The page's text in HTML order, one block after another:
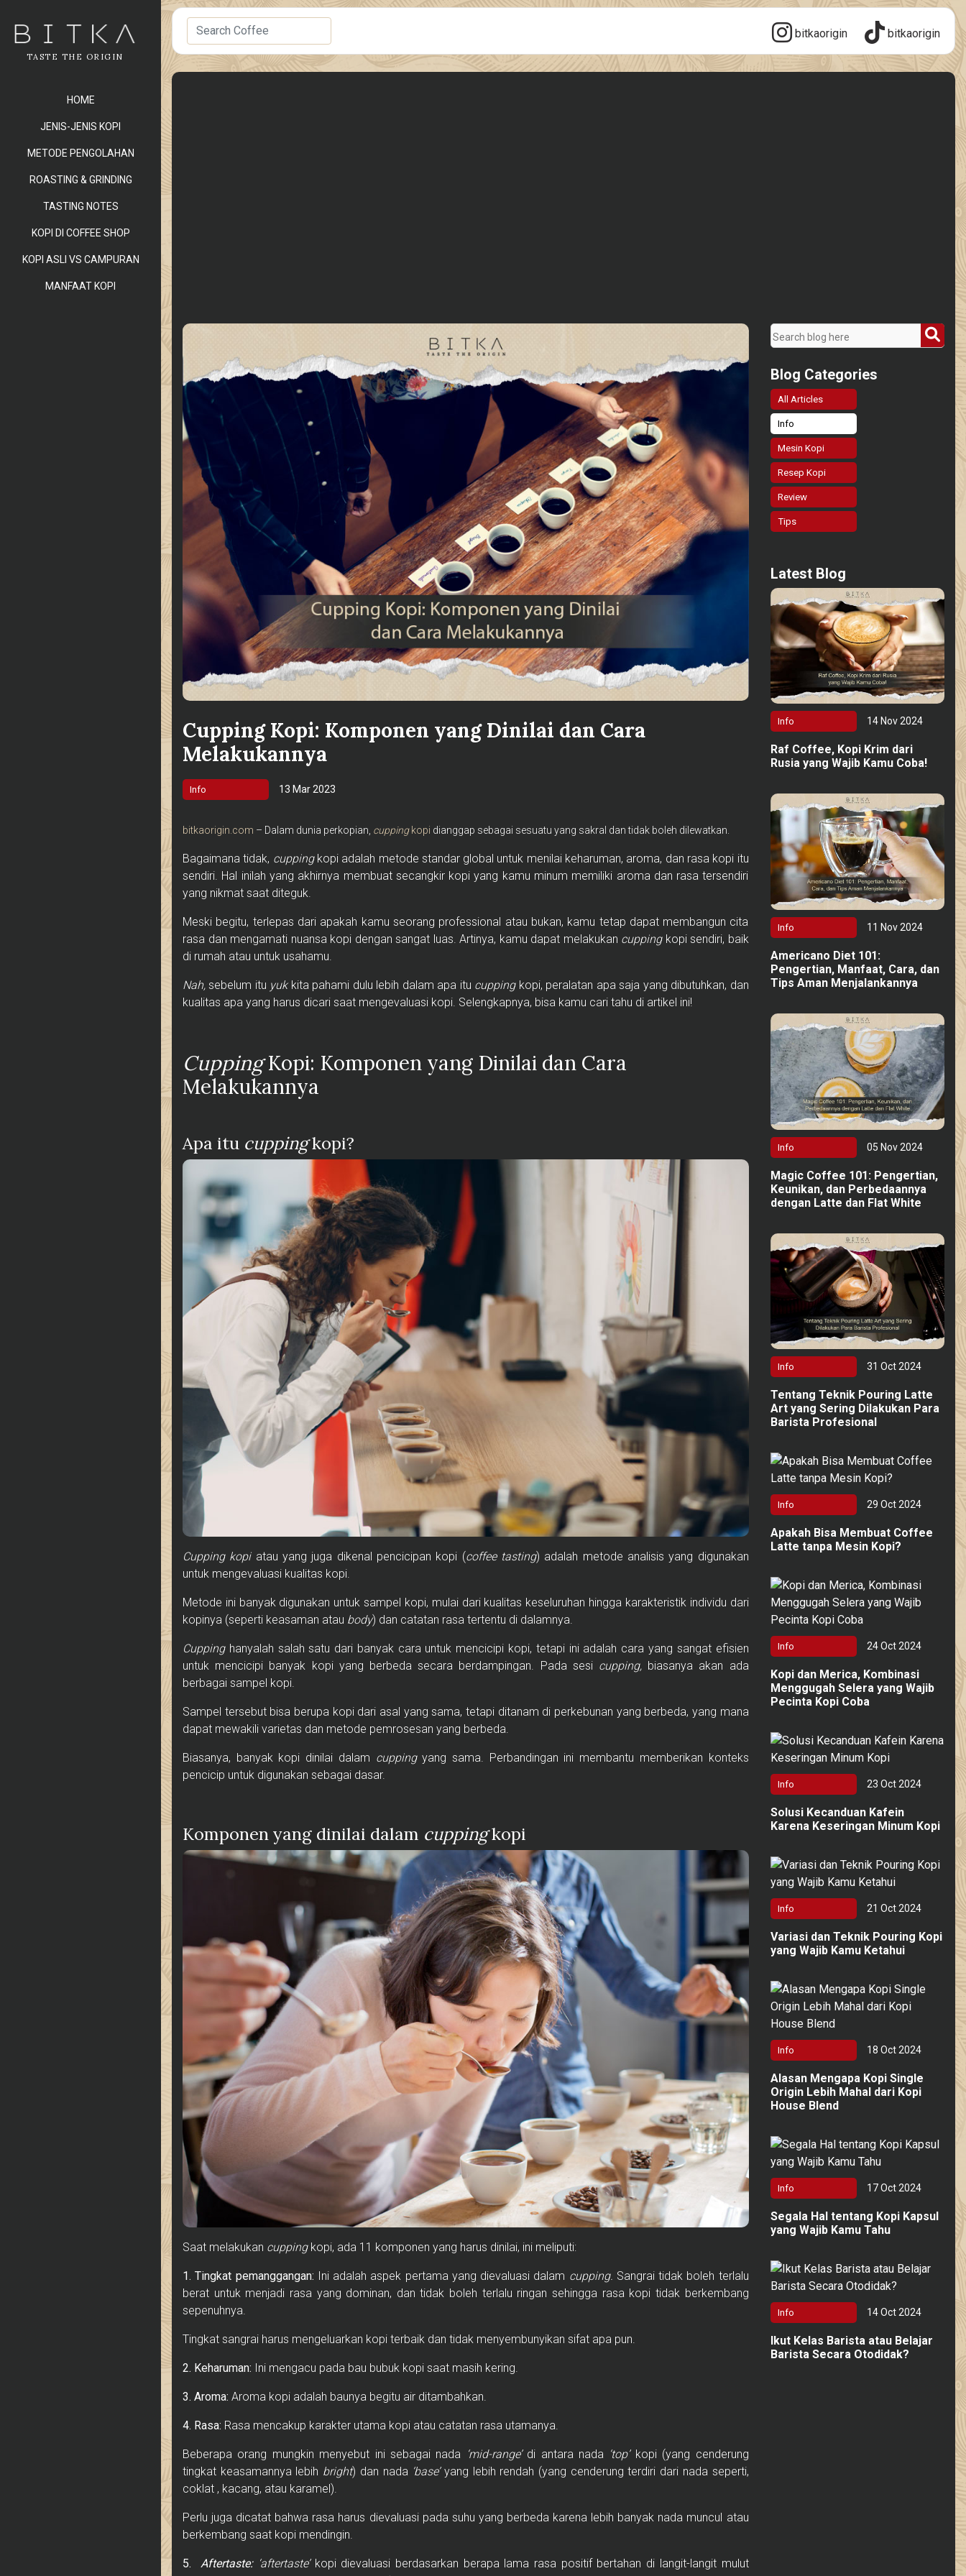
TASTE THE ORIGIN
HOME
JENIS-JENIS KOPI
METODE PENGOLAHAN
ROASTING & GRINDING
TASTING NOTES
KOPI DI COFFEE SHOP
KOPI ASLI VS CAMPURAN
MANFAAT KOPI
bitkaorigin bitkaorigin
Cupping Kopi: Komponen yang Dinilai dan Cara
Melakukannya
Info 13 Mar 2023
bitkaorigin.com – Dalam dunia perkopian, cuppingkopi dianggap sebagai sesuatu yang sakral dan tidak boleh dilewatkan.
Bagaimana tidak, cuppingkopi adalah metode standar global untuk menilai keharuman, aroma, dan rasa kopi itu
sendiri. Hal inilah yang akhirnya membuat secangkir kopi yang kamu minum memiliki aroma dan rasa tersendiri
yang nikmat saat diteguk.
Meski begitu, terlepas dari apakah kamu seorang professional atau bukan, kamu tetap dapat membangun cita
rasa dan mengamati nuansa kopi dengan sangat luas. Artinya, kamu dapat melakukan cuppingkopi sendiri, baik
di rumah atau untuk usahamu.
Nah,sebelum itu yukkita pahami dulu lebih dalam apa itu cupping kopi, peralatan apa saja yang dibutuhkan, dan
kualitas apa yang harus dicari saat mengevaluasi kopi. Selengkapnya, bisa kamu cari tahu di artikel ini!
CuppingKopi: Komponen yang Dinilai dan Cara
Melakukannya
Apa itu cuppingkopi?
Cupping kopiatau yang juga dikenal pencicipan kopi (coffee tasting) adalah metode analisis yang digunakan
untuk mengevaluasi kualitas kopi.
Metode ini banyak digunakan untuk sampel kopi, mulai dari kualitas keseluruhan hingga karakteristik individu dari
kopinya (seperti keasaman atau body) dan catatan rasa tertentu di dalamnya.
Cuppinghanyalah salah satu dari banyak cara untuk mencicipi kopi, tetapi ini adalah cara yang sangat efisien
untuk mencicipi banyak kopi yang berbeda secara berdampingan. Pada sesicupping, biasanya akan ada
berbagai sampel kopi.
Sampel tersebut bisa berupa kopi dari asal yang sama, tetapi ditanam di perkebunan yang berbeda, yang mana
dapat mewakili varietas dan metode pemrosesan yang berbeda.
Biasanya, banyak kopi dinilai dalam cuppingyang sama. Perbandingan ini membantu memberikan konteks
pencicip untuk digunakan sebagai dasar.
Komponen yang dinilai dalam cuppingkopi
Saat melakukan cuppingkopi, ada 11 komponen yang harus dinilai, ini meliputi:
1. Tingkat pemanggangan: Ini adalah aspek pertama yang dievaluasi dalam cupping. Sangrai tidak boleh terlalu
berat untuk menjadi rasa yang dominan, dan tidak boleh terlalu ringan sehingga rasa kopi tidak berkembang
sepenuhnya.
Tingkat sangrai harus mengeluarkan kopi terbaik dan tidak menyembunyikan sifat apa pun.
2. Keharuman: Ini mengacu pada bau bubuk kopi saat masih kering.
3. Aroma: Aroma kopi adalah baunya begitu air ditambahkan.
4. Rasa: Rasa mencakup karakter utama kopi atau catatan rasa utamanya.
Beberapa orang mungkin menyebut ini sebagai nada ‘mid-range’di antara nada ‘top’kopi (yang cenderung
tingkat keasamannya lebih bright) dan nada ‘base’ yang lebih rendah (yang cenderung terdiri dari nada seperti,
coklat , kacang, atau karamel).
Perlu juga dicatat bahwa rasa harus dievaluasi pada suhu yang berbeda karena lebih banyak nada muncul atau
berkembang saat kopi mendingin.
5. Aftertaste:‘aftertaste’kopi dievaluasi berdasarkan berapa lama rasa positif bertahan di langit-langit mulut
Blog Categories
All Articles
Info
Mesin Kopi
Resep Kopi
Review
Tips
Latest Blog
Info 14 Nov 2024
Raf Coffee, Kopi Krim dari
Rusia yang Wajib Kamu Coba!
Info 11 Nov 2024
Americano Diet 101:
Pengertian, Manfaat, Cara, dan
Tips Aman Menjalankannya
Info 05 Nov 2024
Magic Coffee 101: Pengertian,
Keunikan, dan Perbedaannya
dengan Latte dan Flat White
Info 31 Oct 2024
Tentang Teknik Pouring Latte
Art yang Sering Dilakukan Para
Barista Profesional
Info 29 Oct 2024
Apakah Bisa Membuat Coffee
Latte tanpa Mesin Kopi?
Info 24 Oct 2024
Kopi dan Merica, Kombinasi
Menggugah Selera yang Wajib
Pecinta Kopi Coba
Info 23 Oct 2024
Solusi Kecanduan Kafein
Karena Keseringan Minum Kopi
Info 21 Oct 2024
Variasi dan Teknik Pouring Kopi
yang Wajib Kamu Ketahui
Info 18 Oct 2024
Alasan Mengapa Kopi Single
Origin Lebih Mahal dari Kopi
House Blend
Info 17 Oct 2024
Segala Hal tentang Kopi Kapsul
yang Wajib Kamu Tahu
Info 14 Oct 2024
Ikut Kelas Barista atau Belajar
Barista Secara Otodidak?